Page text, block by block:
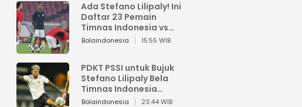
Ada Stefano Lilipaly! Ini
Daftar 23 Pemain
Timnas Indonesia vs
China
Bolaindonesia 15:55 WIB
PDKT PSSI untuk Bujuk
Stefano Lilipaly Bela
Timnas Indonesia
Berakhir Berantakan
Bolaindonesia 23:44 WIB